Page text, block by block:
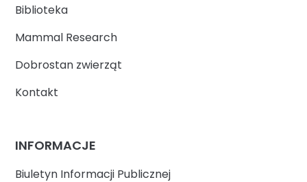
Biblioteka
Mammal Research
Dobrostan zwierząt
Kontakt
INFORMACJE
Biuletyn Informacji Publicznej